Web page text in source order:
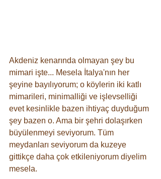
Akdeniz kenarında olmayan şey bu
mimari işte... Mesela İtalya'nın her
şeyine bayılıyorum; o köylerin iki katlı
mimarileri, minimalliği ve işlevselliği
evet kesinlikle bazen ihtiyaç duyduğum
şey bazen o. Ama bir şehri dolaşırken
büyülenmeyi seviyorum. Tüm
meydanları seviyorum da kuzeye
gittikçe daha çok etkileniyorum diyelim
mesela.